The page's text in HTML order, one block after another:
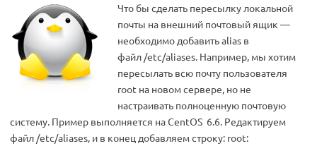
Что бы сделать пересылку локальной
почты на внешний почтовый ящик —
необходимо добавить alias в
файл /etc/aliases. Например, мы хотим
пересылать всю почту пользователя
root на новом сервере, но не
настраивать полноценную почтовую
систему. Пример выполняется на CentOS 6.6. Редактируем
файл /etc/aliases, и в конец добавляем строку: root: